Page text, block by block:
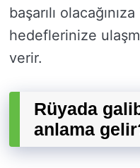
başarılı
hedeflerinize
verir.
Rüyada
anlama